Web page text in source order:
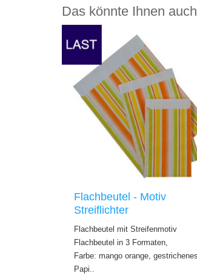
Das könnte Ihnen
Flachbeutel - Motiv
Streiflichter
Flachbeutel mit Streifenmotiv
Flachbeutel in 3 Formaten,
Farbe: mango orange, gestrichenes
Papi..